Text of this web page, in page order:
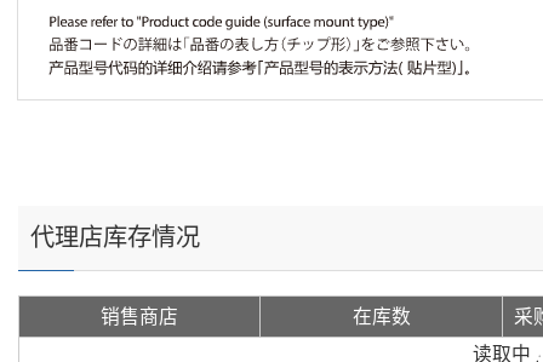
代理店库存情况
销售商店 在库数
采
读取中